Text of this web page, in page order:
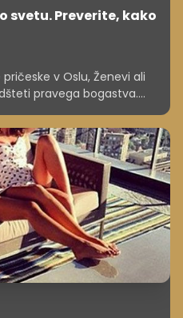
svetu. Preverite, kako
v Oslu, Ženevi ali
pravega bogastva.
frizer v Ljubljani!